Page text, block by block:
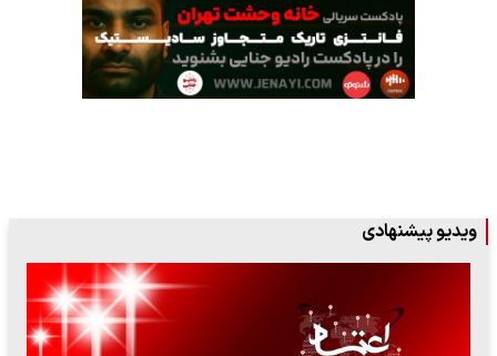
ویدیو پیشنهادی